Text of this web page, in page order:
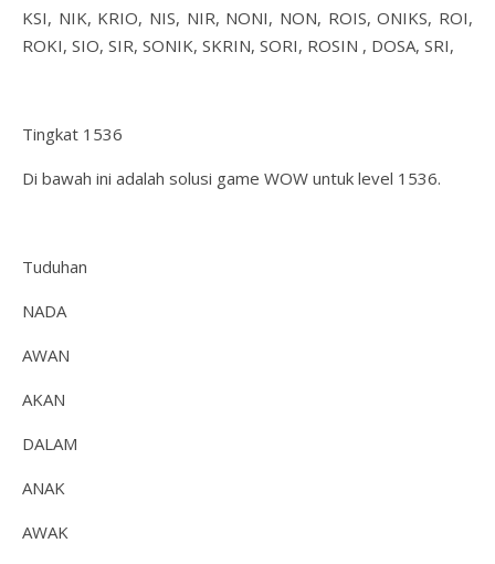
KSI, NIK, KRIO, NIS, NIR, NONI, NON, ROIS, ONIKS, ROI,
ROKI, SIO, SIR, SONIK, SKRIN, SORI, ROSIN , DOSA, SRI,
Tingkat 1536
Di bawah ini adalah solusi game WOW untuk level 1536.
Tuduhan
NADA
AWAN
AKAN
DALAM
ANAK
AWAK